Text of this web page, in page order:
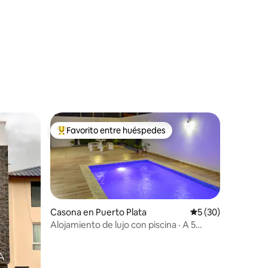
Favorito entre los huéspedes más destacados
Favorito entre huéspedes
Casona en Puerto Plata Calificación
5 (30)
Alojamiento de lujo con piscina · A 5